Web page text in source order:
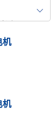
长度mm
机
机